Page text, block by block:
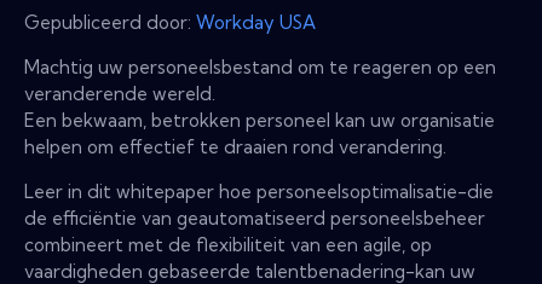
Gepubliceerd door: Workday USA
Machtig uw personeelsbestand om te reageren op een
veranderende wereld.
Een bekwaam, betrokken personeel kan uw organisatie
helpen om effectief te draaien rond verandering.
Leer in dit whitepaper hoe personeelsoptimalisatie-die
de efficiëntie van geautomatiseerd personeelsbeheer
combineert met de flexibiliteit van een agile, op
vaardigheden gebaseerde talentbenadering-kan uw